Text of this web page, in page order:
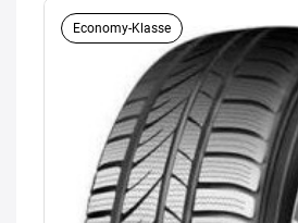
Economy-Klasse